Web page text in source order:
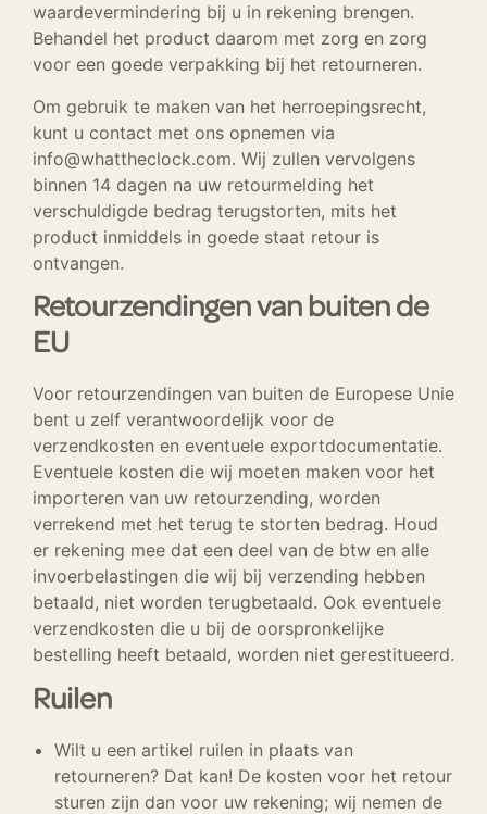
waardevermindering bij u in rekening brengen.
Behandel het product daarom met zorg en zorg
voor een goede verpakking bij het retourneren.
Om gebruik te maken van het herroepingsrecht,
kunt u contact met ons opnemen via
info@whattheclock.com. Wij zullen vervolgens
binnen 14 dagen na uw retourmelding het
verschuldigde bedrag terugstorten, mits het
product inmiddels in goede staat retour is
ontvangen.
Retourzendingen van buiten de
EU
Voor retourzendingen van buiten de Europese Unie
bent u zelf verantwoordelijk voor de
verzendkosten en eventuele exportdocumentatie.
Eventuele kosten die wij moeten maken voor het
importeren van uw retourzending, worden
verrekend met het terug te storten bedrag. Houd
er rekening mee dat een deel van de btw en alle
invoerbelastingen die wij bij verzending hebben
betaald, niet worden terugbetaald. Ook eventuele
verzendkosten die u bij de oorspronkelijke
bestelling heeft betaald, worden niet gerestitueerd.
Ruilen
Wilt u een artikel ruilen in plaats van
retourneren? Dat kan! De kosten voor het retour
sturen zijn dan voor uw rekening; wij nemen de